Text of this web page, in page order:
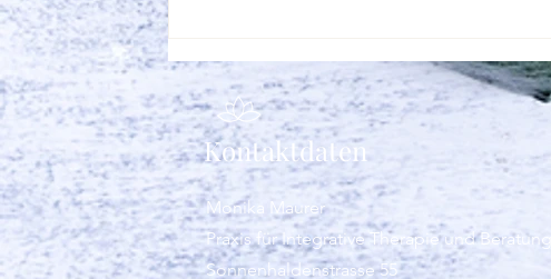
Kontaktdaten
Monika Maurer
Praxis für Integrative Therapie und Beratung
Sonnenhaldenstrasse 55